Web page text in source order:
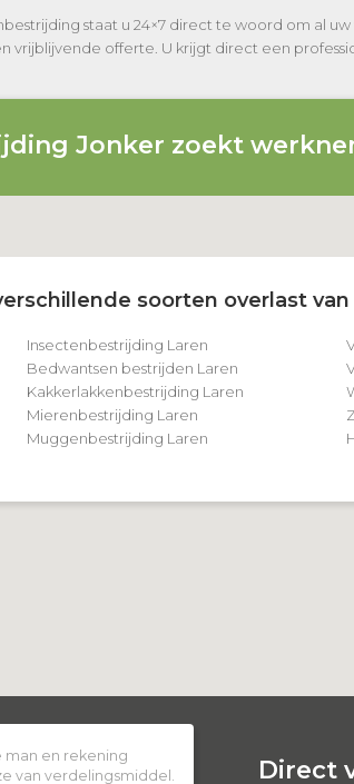
staat u 24×7 direct te woord om al
vrijblijvende offerte. U krijgt direct een
Jonker zoekt
soorten overlast
Insectenbestrijding Laren
Bedwantsen bestrijden Laren
Kakkerlakkenbestrijding Laren
Mierenbestrijding Laren
Muggenbestrijding Laren
man en rekening
van verdelingsmiddel.
Direct